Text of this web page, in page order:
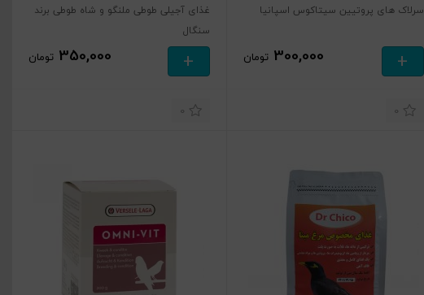
سرلاک های پروتیین سیتاکوس اسپانیا
0
300,000 تومان +
غذای آجیلی طوطی ملنگو و شاه طوطی برند
سنگال
0
350,000 تومان +